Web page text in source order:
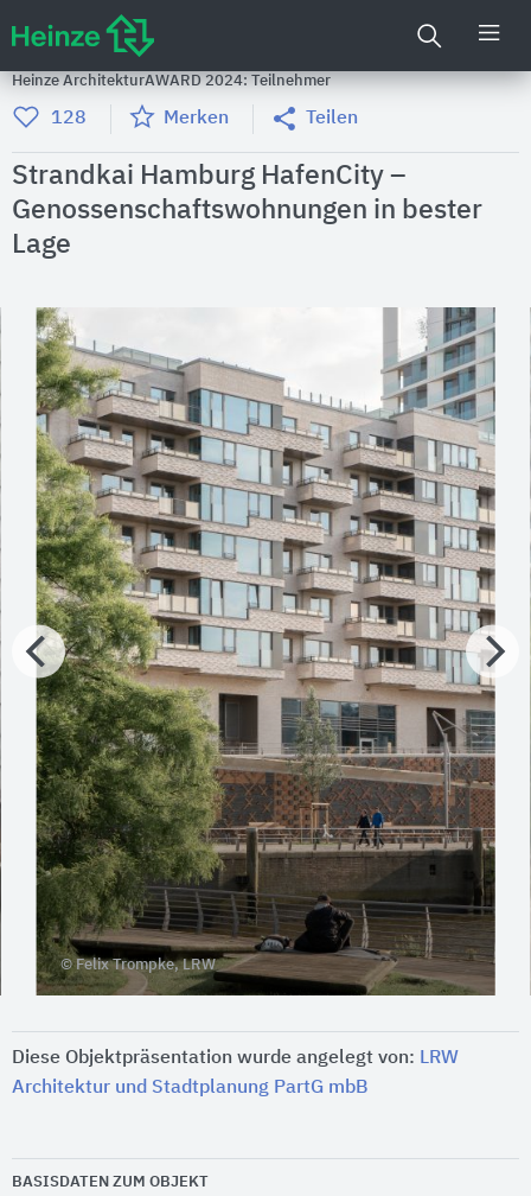
Heinze ArchitekturAWARD 2024: Teilnehmer
128 Merken Teilen
Strandkai Hamburg HafenCity –
Genossenschaftswohnungen in bester
Lage
© Felix Trompke, LRW
Diese Objektpräsentation wurde angelegt von: LRW
Architektur und Stadtplanung PartG mbB
BASISDATEN ZUM OBJEKT